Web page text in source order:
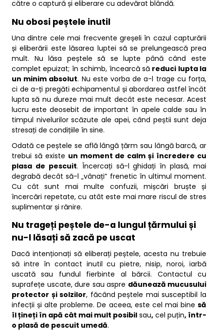
către o captură și eliberare cu adevărat blândă.
Nu obosi peștele inutil
Una dintre cele mai frecvente greșeli în cazul capturării
și eliberării este lăsarea luptei să se prelungească prea
mult. Nu lăsa peștele să se lupte până când este
complet epuizat; în schimb, încearcă să reduci lupta la
un minim absolut. Nu este vorba de a-l trage cu forța,
ci de a-ți pregăti echipamentul și abordarea astfel încât
lupta să nu dureze mai mult decât este necesar. Acest
lucru este deosebit de important în apele calde sau în
timpul nivelurilor scăzute ale apei, când peștii sunt deja
stresați de condițiile în sine.
Odată ce peștele se află lângă țărm sau lângă barcă, ar
trebui să existe un moment de calm și încredere cu
plasa de pescuit. Încercați să-l ghidați în plasă, mai
degrabă decât să-l „vânați” frenetic în ultimul moment.
Cu cât sunt mai multe confuzii, mișcări bruște și
încercări repetate, cu atât este mai mare riscul de stres
suplimentar și rănire.
Nu trageți peștele de-a lungul țărmului și
nu-l lăsați să zacă pe uscat
Dacă intenționați să eliberați peștele, acesta nu trebuie
să intre în contact inutil cu pietre, nisip, noroi, iarbă
uscată sau fundul fierbinte al bărcii. Contactul cu
suprafețe uscate, dure sau aspre dăunează mucusului
protector și solzilor, făcând peștele mai susceptibil la
infecții și alte probleme. De aceea, este cel mai bine să
îl țineți în apă cât mai mult posibil sau, cel puțin, într-
o plasă de pescuit umedă.